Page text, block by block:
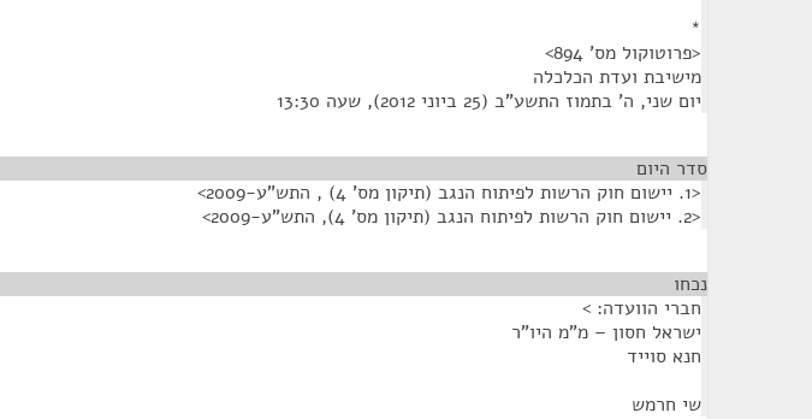
*
<פרוטוקול מס' 894>
מישיבת ועדת הכלכלה
יום שני, ה' בתמוז התשע"ב (25 ביוני 2012), שעה 13:30
סדר היום
<1. יישום חוק הרשות לפיתוח הנגב (תיקון מס' 4) , התש"ע-2009>
<2. יישום חוק הרשות לפיתוח הנגב (תיקון מס' 4), התש"ע-2009>
נכחו
חברי הוועדה: >
ישראל חסון – מ"מ היו"ר
חנא סוייד
שי חרמש